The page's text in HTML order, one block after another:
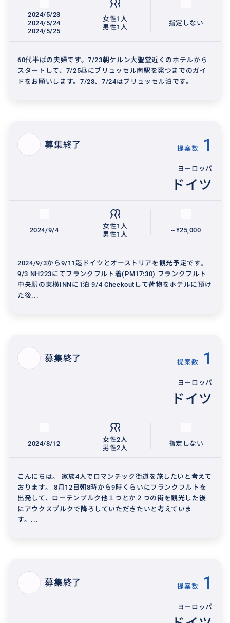
2024/5/23
2024/5/24
2024/5/25
女性1人
男性1人
指定しない
60代半ばの夫婦です。7/23朝ケルン大聖堂近くのホテルから
スタートして、7/25昼にブリュッセル南駅を発つまでのガイ
ドをお願いします。7/23、7/24はブリュッセル泊です。
募集終了 提案数 1
ヨーロッパ
ドイツ
2024/9/4
女性1人
男性1人
~¥25,000
2024/9/3から9/11迄ドイツとオーストリアを観光予定です。
9/3 NH223にてフランクフルト着(PM17:30) フランクフルト
中央駅の東横INNに1泊 9/4 Checkoutして荷物をホテルに預け
た後...
募集終了 提案数 1
ヨーロッパ
ドイツ
2024/8/12
女性2人
男性2人
指定しない
こんにちは。 家族4人でロマンチック街道を旅したいと考えて
おります。 8月12日朝8時から9時くらいにフランクフルトを
出発して、ローテンブルク他１つとか２つの街を観光した後
にアウクスブルクで降ろしていただきたいと考えていま
す。...
募集終了 提案数 1
ヨーロッパ